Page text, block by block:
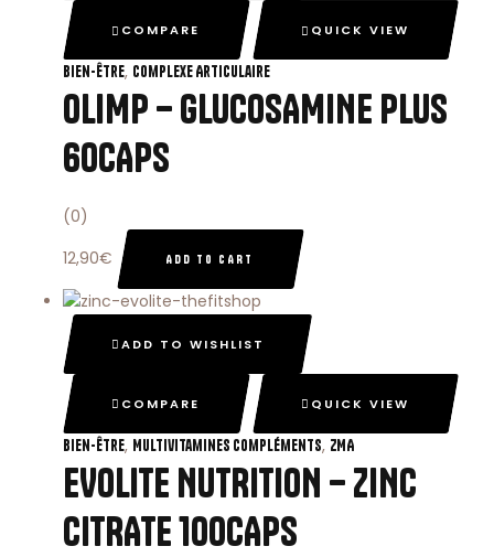
COMPARE QUICK VIEW
Bien-Être, Complexe Articulaire
OLIMP – GLUCOSAMINE PLUS
60CAPS
(0)
12,90€ ADD TO CART
ADD TO WISHLIST
COMPARE QUICK VIEW
Bien-Être, Multivitamines Compléments, ZMA
EVOLITE NUTRITION – ZINC
CITRATE 100CAPS